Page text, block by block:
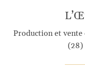
Production et
(28)